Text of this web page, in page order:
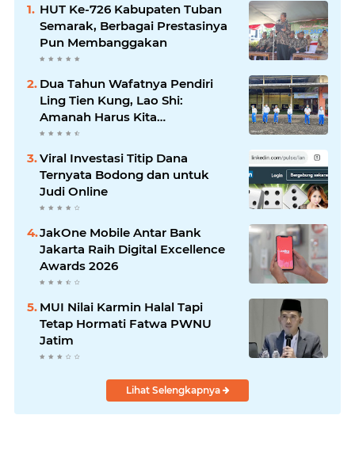
HUT Ke-726 Kabupaten Tuban
Semarak, Berbagai Prestasinya
Pun Membanggakan
Dua Tahun Wafatnya Pendiri
Ling Tien Kung, Lao Shi:
Amanah Harus Kita
Laksanakan!
Viral Investasi Titip Dana
Ternyata Bodong dan untuk
Judi Online
JakOne Mobile Antar Bank
Jakarta Raih Digital Excellence
Awards 2026
MUI Nilai Karmin Halal Tapi
Tetap Hormati Fatwa PWNU
Jatim
Lihat Selengkapnya